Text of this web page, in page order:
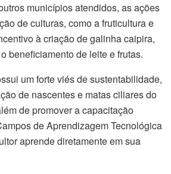
municípios atendidos, as ações
de culturas, como a fruticultura e
à criação de galinha caipira,
beneficiamento de leite e frutas.
um forte viés de sustentabilidade,
de nascentes e matas ciliares do
de promover a capacitação
de Aprendizagem Tecnológica
aprende diretamente em sua